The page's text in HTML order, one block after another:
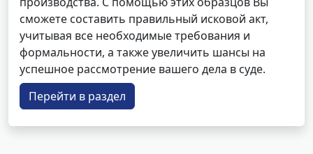
сможете составить правильный исковой акт,
учитывая все необходимые требования и
формальности, а также увеличить шансы на
успешное рассмотрение вашего дела в суде.
Перейти в раздел